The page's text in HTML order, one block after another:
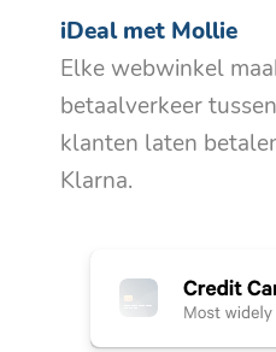
iDeal met Mollie
Elke webwinkel
betaalverkeer
klanten laten
Klarna.